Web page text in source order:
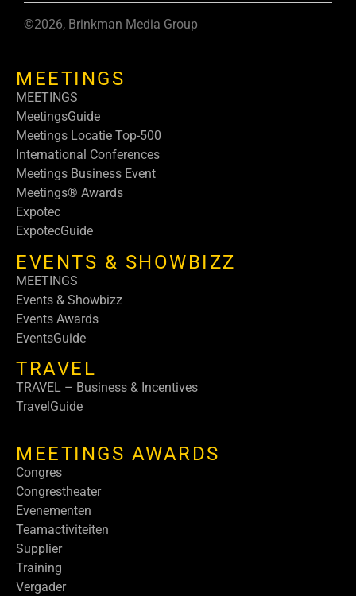
©2026, Brinkman Media Group
MEETINGS
MEETINGS
MeetingsGuide
Meetings Locatie Top-500
International Conferences
Meetings Business Event
Meetings® Awards
Expotec
ExpotecGuide
EVENTS & SHOWBIZZ
MEETINGS
Events & Showbizz
Events Awards
EventsGuide
TRAVEL
TRAVEL – Business & Incentives
TravelGuide
MEETINGS AWARDS
Congres
Congrestheater
Evenementen
Teamactiviteiten
Supplier
Training
Vergader